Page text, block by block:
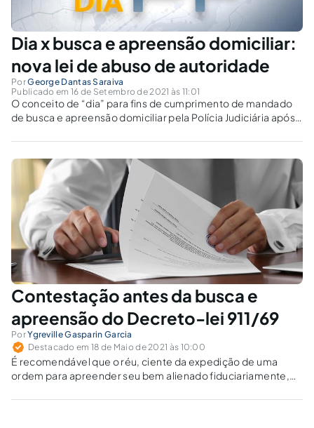
Dia x busca e apreensão domiciliar:
nova lei de abuso de autoridade
PorGeorge Dantas Saraiva
Publicado em 16 de Setembro de 2021 às 11:01
O conceito de “dia” para fins de cumprimento de mandado
de busca e apreensão domiciliar pela Polícia Judiciária após
às 21h (vinte e uma horas).
Contestação antes da busca e
apreensão do Decreto-lei 911/69
PorYgreville Gasparin Garcia
Destacado em 18 de Maio de 2021 às 10:00
É recomendável que o réu, ciente da expedição de uma
ordem para apreender seu bem alienado fiduciariamente,